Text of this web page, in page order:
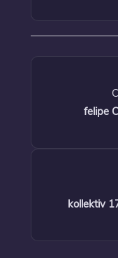
felipe
kollektiv